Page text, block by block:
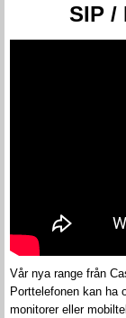
SIP /
Vår nya range från
Porttelefonen kan ha
monitorer eller